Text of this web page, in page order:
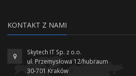
KONTAKT Z NAMI
Skytech IT Sp. z o.o.
ul. Przemysłowa 12/hubraum
30-701 Kraków